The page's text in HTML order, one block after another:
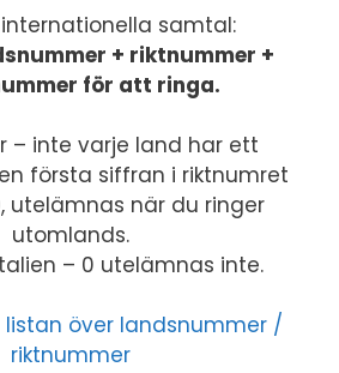
samtal:
+ riktnummer +
för att ringa.
– inte varje land har ett
första siffran i riktnumret
utelämnas när du ringer
utomlands.
– 0 utelämnas inte.
listan över landsnummer /
riktnummer